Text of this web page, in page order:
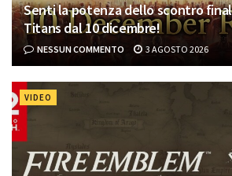
Senti la potenza dello scontro
Titans dal 10 dicembre!
NESSUN COMMENTO 3 AGOSTO 2026
VIDEO